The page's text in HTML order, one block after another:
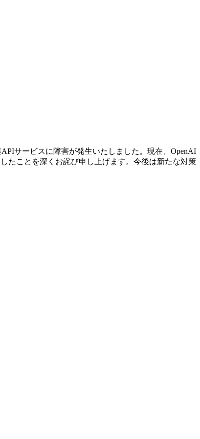
サービスに障害が発生いたしました。現在、OpenAI
たことを深くお詫び申し上げます。今後は新たな対策